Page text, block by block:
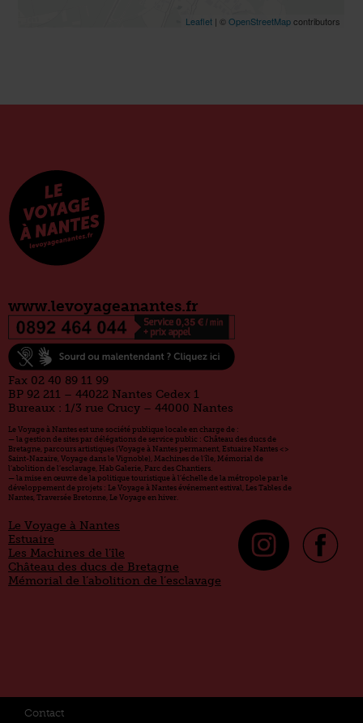
www.levoyageanantes.fr
Fax 02 40 89 11 99
BP 92 211 – 44022 Nantes Cedex 1
Bureaux : 1/3 rue Crucy – 44000 Nantes
Le Voyage à Nantes est une société publique locale en charge de :
— la gestion de sites par délégations de service public : Château des ducs de
Bretagne, parcours artistiques (Voyage à Nantes permanent, Estuaire Nantes <>
Saint-Nazaire, Voyage dans le Vignoble), Machines de l’île, Mémorial de
l’abolition de l’esclavage, Hab Galerie, Parc des Chantiers.
— la mise en œuvre de la politique touristique à l’échelle de la métropole par le
développement de projets : Le Voyage à Nantes événement estival, Les Tables de
Nantes, Traversée Bretonne, Le Voyage en hiver.
Le Voyage à Nantes
Estuaire
Les Machines de l’île
Château des ducs de Bretagne
Mémorial de l’abolition de l’esclavage
Contact